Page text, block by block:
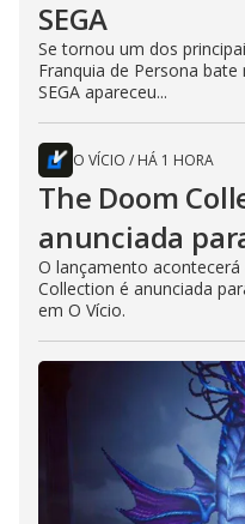
SEGA
Se tornou um dos
Franquia de Persona bate
SEGA apareceu...
O VÍCIO / HÁ 1 HORA
The Doom
anunciada
O lançamento
Collection é anunciada
em O Vício.